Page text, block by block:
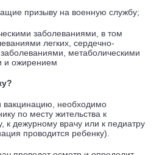
призыву на военную службу;
заболеваниями, в том
легких, сердечно-
метаболическими
и ожирением
вакцинацию, необходимо
по месту жительства к
к дежурному врачу или к педиатру
проводится ребенку).